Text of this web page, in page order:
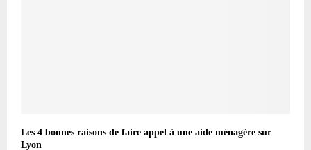
Les 4 bonnes raisons de faire appel à une aide ménagère sur
Lyon